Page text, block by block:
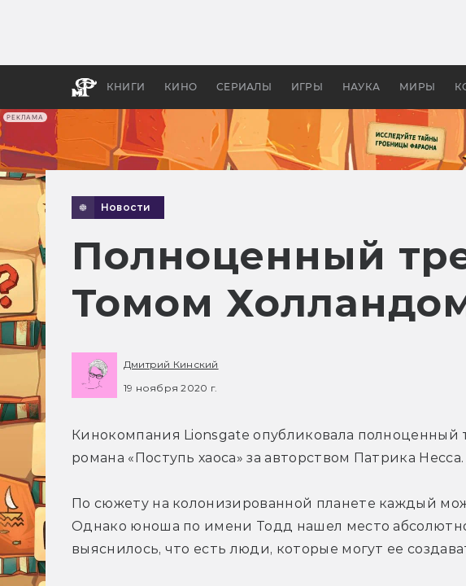
РЕКЛАМА
КНИГИ КИНО СЕРИАЛЫ ИГРЫ НАУКА МИРЫ
апокалипсис, в
Новости
Полноценный
Томом
Дмитрий Кинский
19 ноября 2020 г.
Кинокомпания Lionsgate опубликовала
романа «Поступь хаоса» за авторством Патрика Несса.
По сюжету на колонизированной планете каждый
Однако юноша по имени Тодд нашел место
выяснилось, что есть люди, которые могут ее